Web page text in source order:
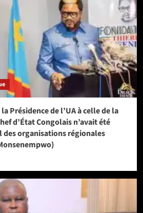
Présidence de l’UA à celle de la
d’État Congolais n’avait été
des organisations régionales